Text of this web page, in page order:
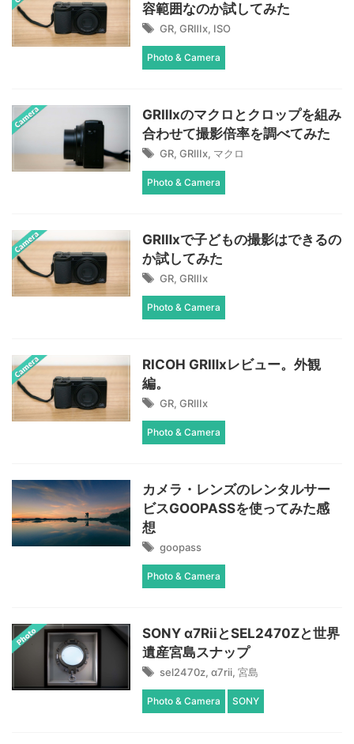
容範囲なのか試してみた
GR, GRⅢx, ISO
Photo & Camera
GRⅢxのマクロとクロップを組み
合わせて撮影倍率を調べてみた
GR, GRⅢx, マクロ
Photo & Camera
GRⅢxで子どもの撮影はできるの
か試してみた
GR, GRⅢx
Photo & Camera
RICOH GRⅢxレビュー。外観
編。
GR, GRⅢx
Photo & Camera
カメラ・レンズのレンタルサー
ビスGOOPASSを使ってみた感
想
goopass
Photo & Camera
SONY α7RiiとSEL2470Zと世界
遺産宮島スナップ
sel2470z, α7rii, 宮島
Photo & Camera SONY